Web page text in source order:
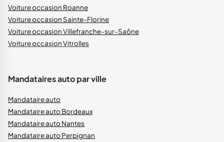
Voiture occasion Roanne
Voiture occasion Sainte-Florine
Voiture occasion Villefranche-sur-Saône
Voiture occasion Vitrolles
Mandataires auto par ville
Mandataire auto
Mandataire auto Bordeaux
Mandataire auto Nantes
Mandataire auto Perpignan